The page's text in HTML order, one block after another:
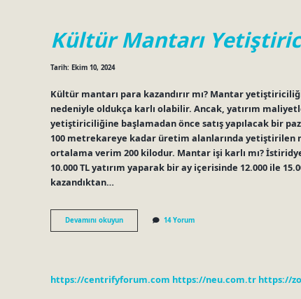
Kültür Mantarı
Tarih: Ekim 10, 2024
Kültür mantarı para kazandırır mı? Mantar
nedeniyle oldukça karlı olabilir. Ancak, yatırım
yetiştiriciliğine başlamadan önce satış yapılacak bir
100 metrekareye kadar üretim alanlarında
ortalama verim 200 kilodur. Mantar işi karlı mı?
10.000 TL yatırım yaparak bir ay içerisinde 12.000 ile
kazandıktan…
Devamını okuyunKültür
Mantarı
14 Yorum
https://centrifyforum.com https://neu.com.tr https://